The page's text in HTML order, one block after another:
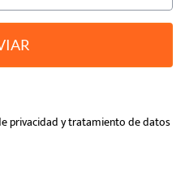
privacidad y tratamiento de datos